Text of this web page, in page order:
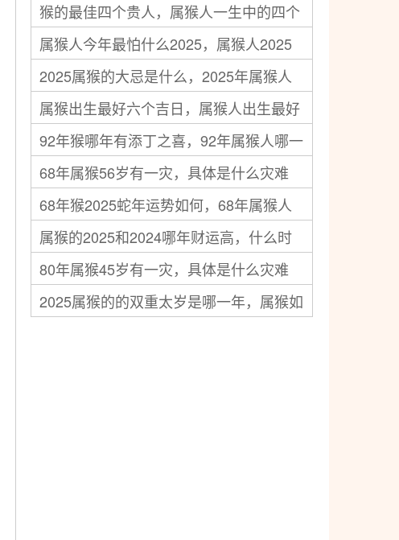
猴的最佳四个贵人，属猴人一生中的四个
贵人
属猴人今年最怕什么2025，属猴人2025
年的忌讳是什么
2025属猴的大忌是什么，2025年属猴人
忌讳的事
属猴出生最好六个吉日，属猴人出生最好
的日子
92年猴哪年有添丁之喜，92年属猴人哪一
年子女运最旺
68年属猴56岁有一灾，具体是什么灾难
68年猴2025蛇年运势如何，68年属猴人
2025年全年运势怎样
属猴的2025和2024哪年财运高，什么时
候财运最好
80年属猴45岁有一灾，具体是什么灾难
2025属猴的的双重太岁是哪一年，属猴如